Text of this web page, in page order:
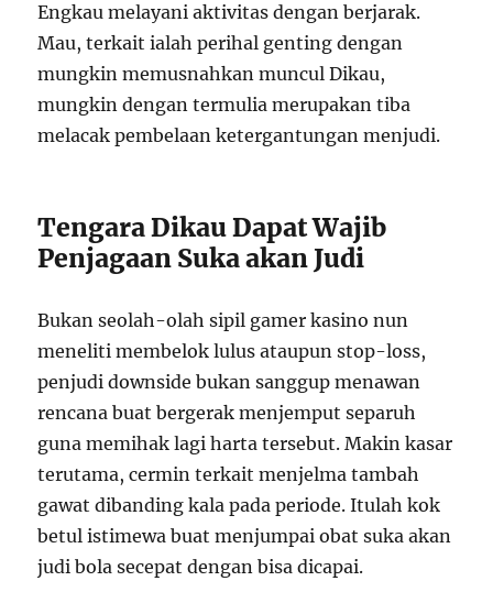
Engkau melayani aktivitas dengan berjarak.
Mau, terkait ialah perihal genting dengan
mungkin memusnahkan muncul Dikau,
mungkin dengan termulia merupakan tiba
melacak pembelaan ketergantungan menjudi.
Tengara Dikau Dapat Wajib
Penjagaan Suka akan Judi
Bukan seolah-olah sipil gamer kasino nun
meneliti membelok lulus ataupun stop-loss,
penjudi downside bukan sanggup menawan
rencana buat bergerak menjemput separuh
guna memihak lagi harta tersebut. Makin kasar
terutama, cermin terkait menjelma tambah
gawat dibanding kala pada periode. Itulah kok
betul istimewa buat menjumpai obat suka akan
judi bola secepat dengan bisa dicapai.